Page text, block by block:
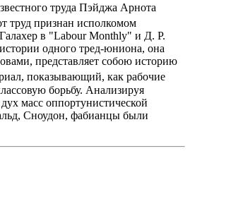
труда Пэйджа Арнота
труд признан исполкомом
в "Labour Monthly" и Д. Р.
одного тред-юниона, она
представляет собою историю
показывающий, как рабочие
борьбу. Анализируя
масс оппортунистической
Сноудон, фабианцы были